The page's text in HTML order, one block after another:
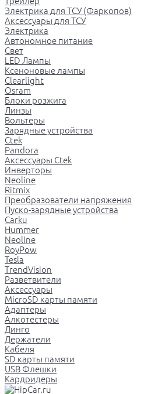
Электрика для ТСУ (Фаркопов)
Аксессуары для ТСУ
Электрика
Автономное питание
Свет
LED Лампы
Ксеноновые лампы
Clearlight
Osram
Блоки розжига
Линзы
Вольтеры
Зарядные устройства
Ctek
Pandora
Аксессуары Ctek
Инверторы
Neoline
Ritmix
Преобразователи напряжения
Пуско-зарядные устройства
Carku
Hummer
Neoline
RoyPow
Tesla
TrendVision
Разветвители
Аксессуары
MicroSD карты памяти
Адаптеры
Алкотестеры
Динго
Держатели
Кабеля
SD карты памяти
USB Флешки
Кардридеры